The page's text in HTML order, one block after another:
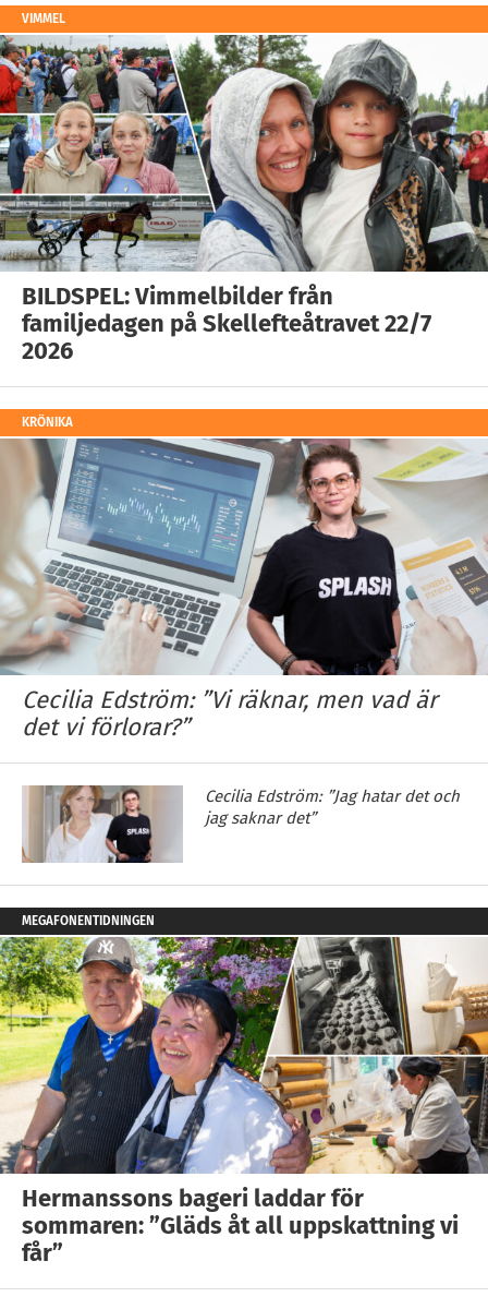
VIMMEL
BILDSPEL: Vimmelbilder från
familjedagen på Skellefteåtravet 22/7
2026
KRÖNIKA
Cecilia Edström: ”Vi räknar, men vad är
det vi förlorar?”
Cecilia Edström: ”Jag hatar det och
jag saknar det”
MEGAFONENTIDNINGEN
Hermanssons bageri laddar för
sommaren: ”Gläds åt all uppskattning vi
får”